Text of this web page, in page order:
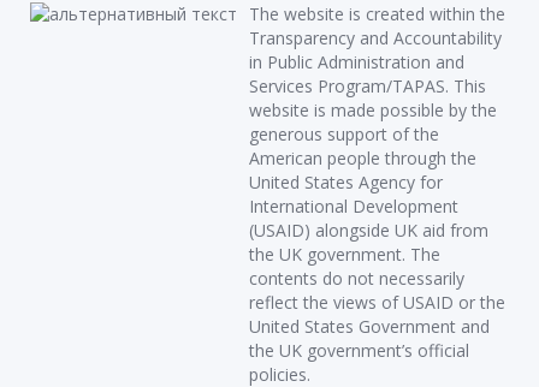
The website is created within the
Transparency and Accountability
in Public Administration and
Services Program/TAPAS. This
website is made possible by the
generous support of the
American people through the
United States Agency for
International Development
(USAID) alongside UK aid from
the UK government. The
contents do not necessarily
reflect the views of USAID or the
United States Government and
the UK government’s official
policies.